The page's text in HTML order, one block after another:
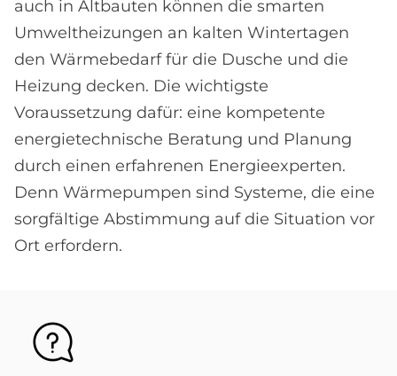
auch in Altbauten können die smarten
Umweltheizungen an kalten Wintertagen
den Wärmebedarf für die Dusche und die
Heizung decken. Die wichtigste
Voraussetzung dafür: eine kompetente
energietechnische Beratung und Planung
durch einen erfahrenen Energieexperten.
Denn Wärmepumpen sind Systeme, die eine
sorgfältige Abstimmung auf die Situation vor
Ort erfordern.
Bild